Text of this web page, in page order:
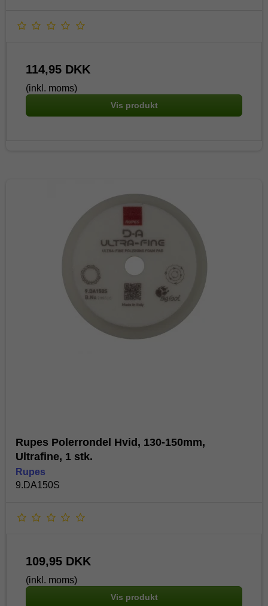
114,95 DKK
(inkl. moms)
Vis produkt
Rupes Polerrondel Hvid, 130-150mm,
Ultrafine, 1 stk.
Rupes
9.DA150S
109,95 DKK
(inkl. moms)
Vis produkt